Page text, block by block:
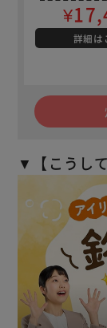
詳細は
▼【こうし